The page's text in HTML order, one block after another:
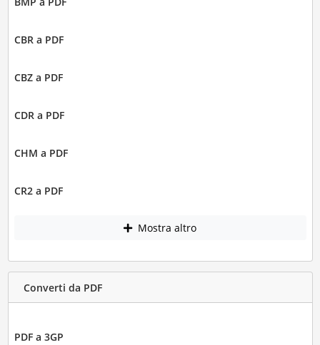
CBR a PDF
CBZ a PDF
CDR a PDF
CHM a PDF
CR2 a PDF
Mostra altro
Converti da PDF
PDF a 3GP